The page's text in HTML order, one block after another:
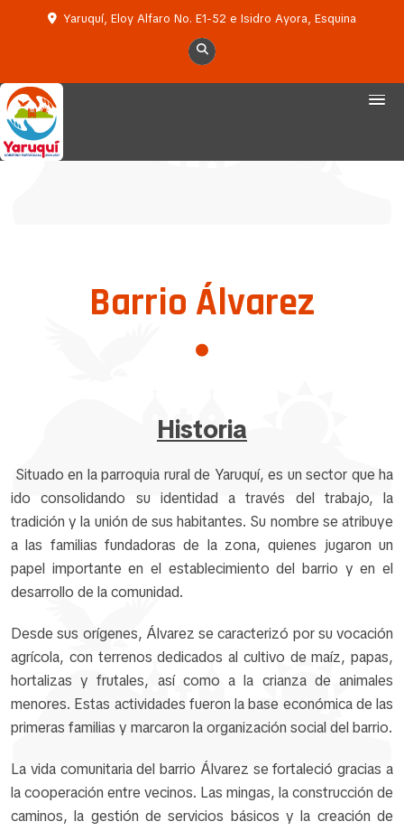
Yaruquí, Eloy Alfaro No. E1-52 e Isidro Ayora, Esquina
Barrio Álvarez
Historia
Situado en la parroquia rural de Yaruquí, es un sector que ha
ido consolidando su identidad a través del trabajo, la
tradición y la unión de sus habitantes. Su nombre se atribuye
a las familias fundadoras de la zona, quienes jugaron un
papel importante en el establecimiento del barrio y en el
desarrollo de la comunidad.
Desde sus orígenes, Álvarez se caracterizó por su vocación
agrícola, con terrenos dedicados al cultivo de maíz, papas,
hortalizas y frutales, así como a la crianza de animales
menores. Estas actividades fueron la base económica de las
primeras familias y marcaron la organización social del barrio.
La vida comunitaria del barrio Álvarez se fortaleció gracias a
la cooperación entre vecinos. Las mingas, la construcción de
caminos, la gestión de servicios básicos y la creación de